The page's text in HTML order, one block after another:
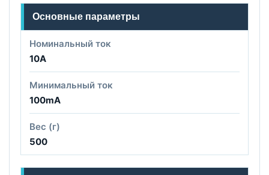
Основные параметры
Номинальный ток
10A
Минимальный ток
100mA
Вес (г)
500